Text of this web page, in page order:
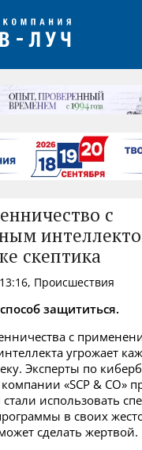
с
скептика
Происшествия
защититься.
с
угрожает
Эксперты по
«SCP & CO»
стали использовать
в своих
сделать жертвой.